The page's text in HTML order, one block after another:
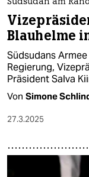
Südsudan am
Blauhelme
Südsudans
Regierung,
Präsident Salva
Von Simone
27.3.2025